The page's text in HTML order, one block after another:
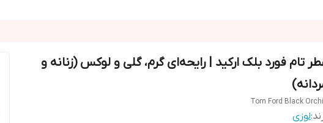
تام فورد بلک ارکید | رایحه‌ای گرم، گلی و لوکس (زنانه و
Tom Ford Black
لوزی